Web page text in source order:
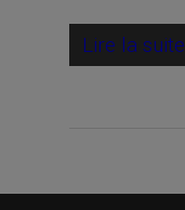
Lire la suite